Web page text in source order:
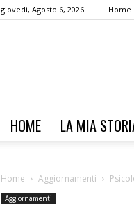
giovedì, Agosto 6, 2026 Home
HOME LA MIA
Home Aggiornamenti
Aggiornamenti